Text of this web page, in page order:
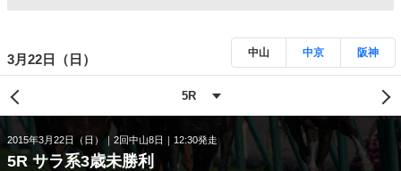
3月22日（日） 中山 中京 阪神
2015年3月22日（日） 2回中山8日 12:30発走
5R サラ系3歳未勝利